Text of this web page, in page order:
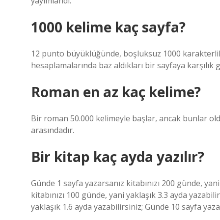
1000 kelime kaç sayfa?
12 punto büyüklüğünde, boşluksuz 1000
hesaplamalarında baz aldıkları bir sayfaya karşılık
Roman en az kaç kelime?
Bir roman 50.000 kelimeyle başlar, ancak bunlar
arasındadır.
Bir kitap kaç ayda yazılır?
Günde 1 sayfa yazarsanız kitabınızı 200 günde,
kitabınızı 100 günde, yani yaklaşık 3.3 ayda
yaklaşık 1.6 ayda yazabilirsiniz; Günde 10 sayfa